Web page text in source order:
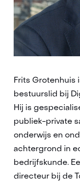
Frits Grotenhuis
bestuurslid bij
Hij is
publiek-private
onderwijs en
achtergrond in
bedrijfskunde.
directeur bij de